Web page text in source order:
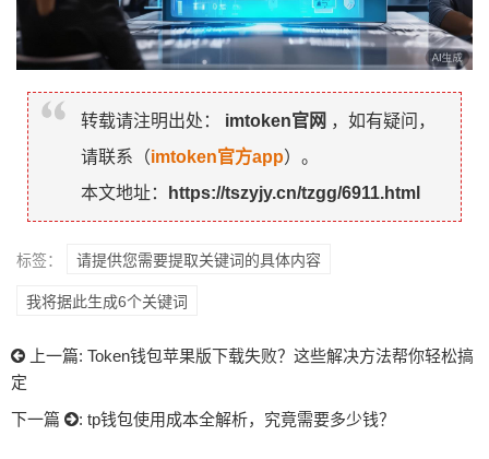
转载请注明出处： imtoken官网 ，如有疑问，
请联系（imtoken官方app）。
本文地址：
https://tszyjy.cn/tzgg/6911.html
标签： 请提供您需要提取关键词的具体内容
我将据此生成6个关键词
上一篇: Token钱包苹果版下载失败？这些解决方法帮你轻松搞
定
下一篇
: tp钱包使用成本全解析，究竟需要多少钱？